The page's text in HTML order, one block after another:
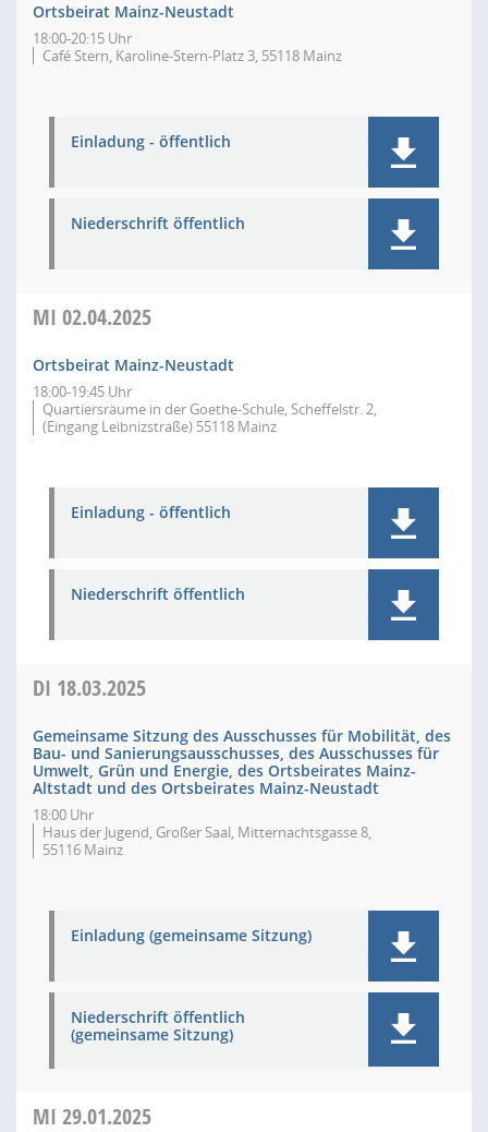
Ortsbeirat Mainz-Neustadt
18:00-20:15 Uhr
Café Stern, Karoline-Stern-Platz 3, 55118 Mainz
Einladung - öffentlich
Niederschrift öffentlich
MI 02.04.2025
Ortsbeirat Mainz-Neustadt
18:00-19:45 Uhr
Quartiersräume in der Goethe-Schule, Scheffelstr. 2,
(Eingang Leibnizstraße) 55118 Mainz
Einladung - öffentlich
Niederschrift öffentlich
DI 18.03.2025
Gemeinsame Sitzung des Ausschusses für Mobilität, des
Bau- und Sanierungsausschusses, des Ausschusses für
Umwelt, Grün und Energie, des Ortsbeirates Mainz-
Altstadt und des Ortsbeirates Mainz-Neustadt
18:00 Uhr
Haus der Jugend, Großer Saal, Mitternachtsgasse 8,
55116 Mainz
Einladung (gemeinsame Sitzung)
Niederschrift öffentlich
(gemeinsame Sitzung)
MI 29.01.2025